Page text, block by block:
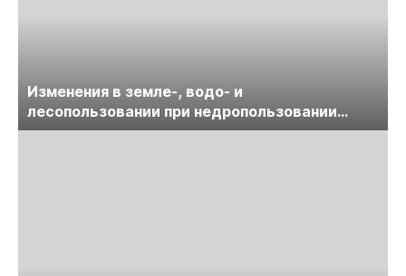
Изменения в земле-, водо- и
лесопользовании при недропользовании
обсудят на семинаре «ПравоТЭК»